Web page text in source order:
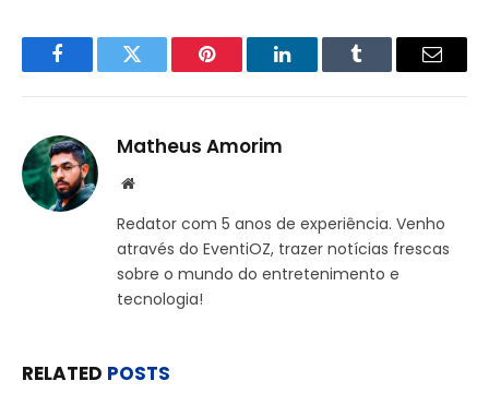
FacebookTwitter Pinterest LinkedInTumblr Email
Matheus Amorim
Website
Redator com 5 anos de experiência. Venho
através do EventiOZ, trazer notícias frescas
sobre o mundo do entretenimento e
tecnologia!
RELATED POSTS